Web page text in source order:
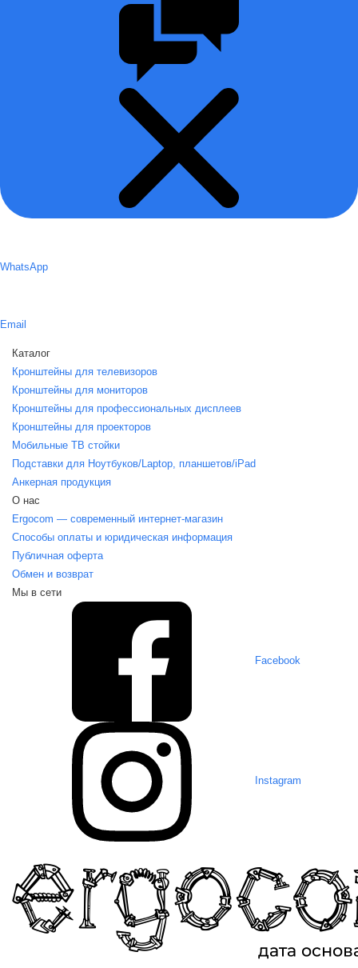
WhatsApp
Email
Каталог
Кронштейны для телевизоров
Кронштейны для мониторов
Кронштейны для профессиональных дисплеев
Кронштейны для проекторов
Мобильные ТВ стойки
Подставки для Ноутбуков/Laptop, планшетов/iPаd
Анкерная продукция
О нас
Ergocom — современный интернет-магазин
Способы оплаты и юридическая информация
Публичная оферта
Обмен и возврат
Мы в сети
Facebook
Instagram